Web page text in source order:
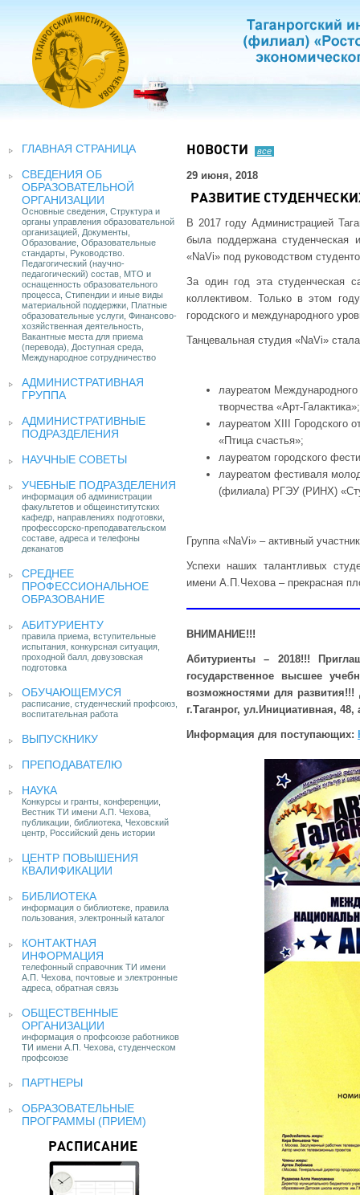
ГЛАВНАЯ СТРАНИЦА
СВЕДЕНИЯ ОБ
ОБРАЗОВАТЕЛЬНОЙ
ОРГАНИЗАЦИИ
Основные сведения, Структура и
органы управления образовательной
организацией, Документы,
Образование, Образовательные
стандарты, Руководство.
Педагогический (научно-
педагогический) состав, МТО и
оснащенность образовательного
процесса, Стипендии и иные виды
материальной поддержки, Платные
образовательные услуги, Финансово-
хозяйственная деятельность,
Вакантные места для приема
(перевода), Доступная среда,
Международное сотрудничество
АДМИНИСТРАТИВНАЯ
ГРУППА
АДМИНИСТРАТИВНЫЕ
ПОДРАЗДЕЛЕНИЯ
НАУЧНЫЕ СОВЕТЫ
УЧЕБНЫЕ ПОДРАЗДЕЛЕНИЯ
информация об администрации
факультетов и общеинститутских
кафедр, направлениях подготовки,
профессорско-преподавательском
составе, адреса и телефоны
деканатов
СРЕДНЕЕ
ПРОФЕССИОНАЛЬНОЕ
ОБРАЗОВАНИЕ
АБИТУРИЕНТУ
правила приема, вступительные
испытания, конкурсная ситуация,
проходной балл, довузовская
подготовка
ОБУЧАЮЩЕМУСЯ
расписание, студенческий профсоюз,
воспитательная работа
ВЫПУСКНИКУ
ПРЕПОДАВАТЕЛЮ
НАУКА
Конкурсы и гранты, конференции,
Вестник ТИ имени А.П. Чехова,
публикации, библиотека, Чеховский
центр, Российский день истории
ЦЕНТР ПОВЫШЕНИЯ
КВАЛИФИКАЦИИ
БИБЛИОТЕКА
информация о библиотеке, правила
пользования, электронный каталог
КОНТАКТНАЯ
ИНФОРМАЦИЯ
телефонный справочник ТИ имени
А.П. Чехова, почтовые и электронные
адреса, обратная связь
ОБЩЕСТВЕННЫЕ
ОРГАНИЗАЦИИ
информация о профсоюзе работников
ТИ имени А.П. Чехова, студенческом
профсоюзе
ПАРТНЕРЫ
ОБРАЗОВАТЕЛЬНЫЕ
ПРОГРАММЫ (ПРИЕМ)
РАСПИСАНИЕ
НОВОСТИ все
29 июня, 2018
РАЗВИТИЕ
В 2017 году Администрацией
была поддержана студенческая
«NaVi» под руководством
За один год эта студенческая
коллективом. Только в этом
городского и международного
Танцевальная студия «NaVi»
лауреатом Международного
творчества «Арт-Галактика»;
лауреатом XIII Городского
«Птица счастья»;
лауреатом городского
лауреатом фестиваля
(филиала) РГЭУ (РИНХ)
Группа «NaVi» – активный
Успехи наших талантливых
имени А.П.Чехова – прекрасная
ВНИМАНИЕ!!!
Абитуриенты – 2018!!!
государственное высшее
возможностями для развития!!!
г.Таганрог, ул.Инициативная, 48,
Информация для поступающих: